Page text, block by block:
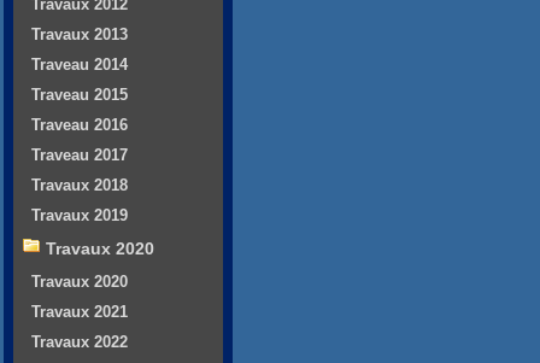
Travaux 2012
Travaux 2013
Traveau 2014
Traveau 2015
Traveau 2016
Traveau 2017
Travaux 2018
Travaux 2019
Travaux 2020
Travaux 2020
Travaux 2021
Travaux 2022